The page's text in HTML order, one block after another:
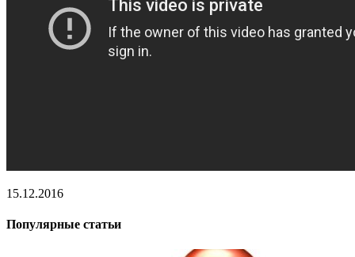
15.12.2016
Популярные статьи